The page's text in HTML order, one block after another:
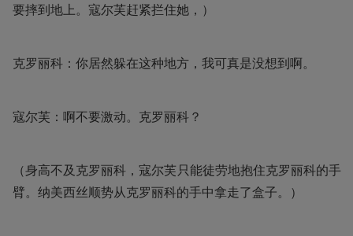
要摔到地上。寇尔芙赶紧拦住她，）
克罗丽科：你居然躲在这种地方，我可真是没想到啊。
寇尔芙：啊不要激动。克罗丽科？
（身高不及克罗丽科，寇尔芙只能徒劳地抱住克罗丽科的手
臂。纳美西丝顺势从克罗丽科的手中拿走了盒子。）